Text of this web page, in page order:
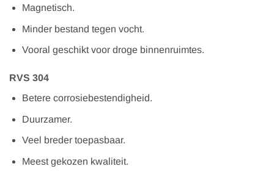
Magnetisch.
Minder bestand tegen vocht.
Vooral geschikt voor droge binnenruimtes.
RVS 304
Betere corrosiebestendigheid.
Duurzamer.
Veel breder toepasbaar.
Meest gekozen kwaliteit.